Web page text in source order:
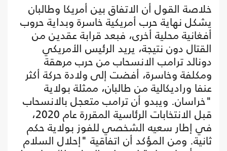
خلاصة القول أن الاتفاق بين أمريكا وطالبان
يشكل نهاية حرب أمريكية خاسرة وبداية حروب
أفغانية محلية أخرى، فبعد قرابة عقدين من
القتال دون نتيجة، يريد الرئيس الأمريكي
دونالد ترامب الانسحاب من حرب مرهقة
ومكلفة وخاسرة، أفضت إلى ولادة حركة أكثر
عنفا وراديكالية من طالبان، ممثلة بولاية
"خراسان. ويبدو أن ترامب متعجل بالانسحاب
قبل الانتخابات الرئاسية المقررة عام 2020،
في إطار سعيه الشخصي للفوز بولاية حكم
ثانية. ومن المؤكد أن اتفاقية "إحلال السلام